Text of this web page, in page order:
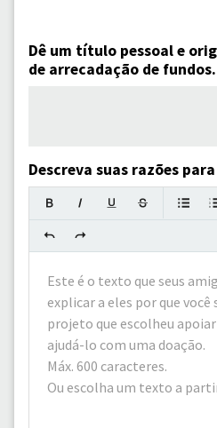
Dê um título pessoal e
de arrecadação de fundos.
Descreva suas razões